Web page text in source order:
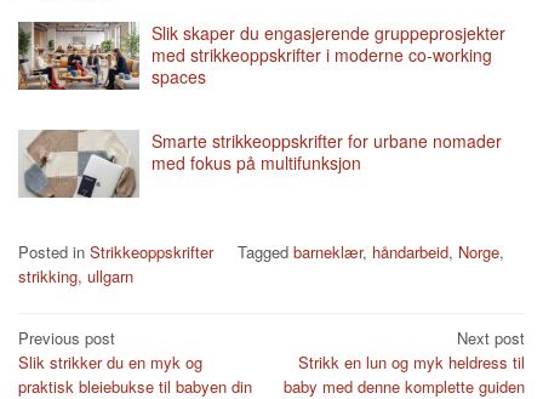
Slik skaper du engasjerende gruppeprosjekter
med strikkeoppskrifter i moderne co-working
spaces
Smarte strikkeoppskrifter for urbane nomader
med fokus på multifunksjon
Posted in Strikkeoppskrifter Tagged barneklær, håndarbeid, Norge,
strikking, ullgarn
Post
navigation
Previous post
Slik strikker du en myk og
praktisk bleiebukse til babyen din
Next post
Strikk en lun og myk heldress til
baby med denne komplette guiden